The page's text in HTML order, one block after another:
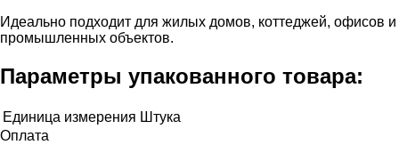
Идеально подходит для жилых домов, коттеджей, офисов и
промышленных объектов.
Параметры упакованного товара:
Единица измерения Штука
Оплата